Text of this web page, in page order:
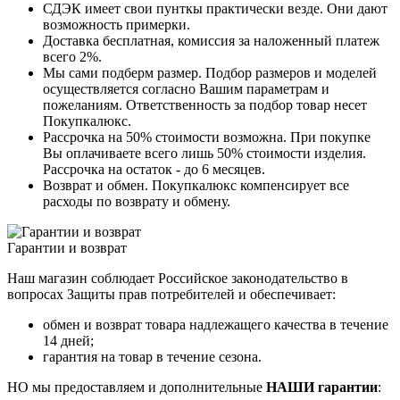
СДЭК имеет свои пунткы практически везде. Они дают
возможность примерки.
Доставка бесплатная, комиссия за наложенный платеж
всего 2%.
Мы сами подберм размер. Подбор размеров и моделей
осуществляется согласно Вашим параметрам и
пожеланиям. Ответственность за подбор товар несет
Покупкалюкс.
Рассрочка на 50% стоимости возможна. При покупке
Вы оплачиваете всего лишь 50% стоимости изделия.
Рассрочка на остаток - до 6 месяцев.
Возврат и обмен. Покупкалюкс компенсирует все
расходы по возврату и обмену.
Гарантии и возврат
Наш магазин соблюдает Российское законодательство в
вопросах Защиты прав потребителей и обеспечивает:
обмен и возврат товара надлежащего качества в течение
14 дней;
гарантия на товар в течение сезона.
НО мы предоставляем и дополнительные НАШИ гарантии: